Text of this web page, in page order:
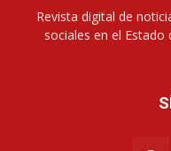
Revista digital de
sociales en el